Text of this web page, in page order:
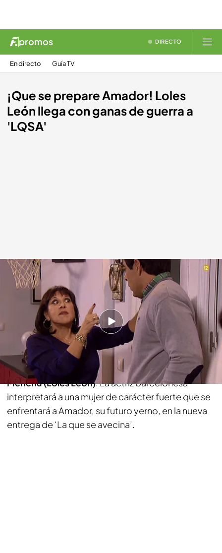
promos DIRECTO
En directo Guía TV
¡Que se prepare Amador! Loles
León llega con ganas de guerra a
'LQSA'
telecinco.es
03 NOV 2016 - 18:51h.
Compartir
Ayudar a su hija con los preparativos de su boda y
vivir nuevas emociones serán las prioridades de
Menchu (Loles León). La actriz barcelonesa
interpretará a una mujer de carácter fuerte que se
enfrentará a Amador, su futuro yerno, en la nueva
entrega de ‘La que se avecina’.